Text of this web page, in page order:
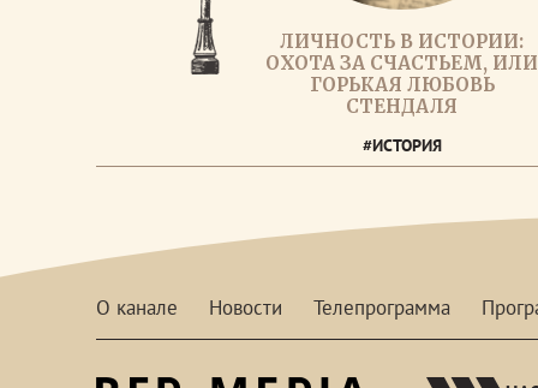
ЛИЧНОСТЬ В ИСТОРИИ:
ОХОТА ЗА СЧАСТЬЕМ, ИЛИ
ГОРЬКАЯ ЛЮБОВЬ
СТЕНДАЛЯ
#ИСТОРИЯ
О канале Новости Телепрограмма